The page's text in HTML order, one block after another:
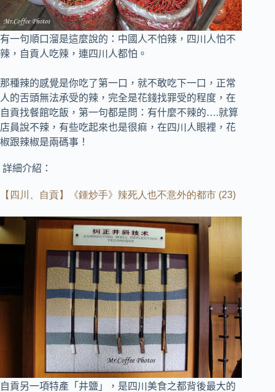
有一句順口溜是這麼說的：中國人不怕辣，四川人怕不
辣，自貢人吃辣，連四川人都怕。
那種辣的感覺是你吃了第一口，就不敢吃下一口，正常
人的舌頭無法承受的辣，完全是花錢找罪受的程度， 在
自貢找餐館吃飯，第一句都是問：有什麼不辣的….就算
店員說不辣，有些吃起來也是很痲，在四川人眼裡，花
椒跟辣椒是兩碼事！
詳細介紹：
【四川、自貢】《鍾炒手》辣死人也不意外的都市 (23)
自貢另一項特產「井鹽」，是四川美食之都背後最大的